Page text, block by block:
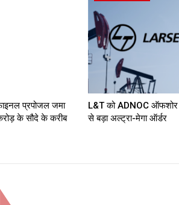
प्रपोजल जमा
के सौदे के करीब
L&T को ADNOC
से बड़ा अल्ट्रा-मेगा ऑर्डर